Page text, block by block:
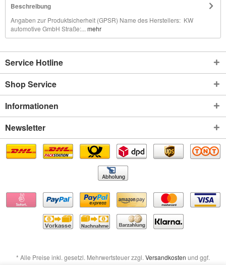
Beschreibung
Angaben zur Produktsicherheit (GPSR) Name des Herstellers: KW
automotive GmbH Straße:... mehr
Service Hotline
Shop Service
Informationen
Newsletter
* Alle Preise inkl. gesetzl. Mehrwertsteuer zzgl. Versandkosten und ggf.